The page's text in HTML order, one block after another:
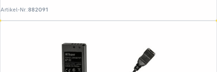
Artikel-Nr.:882091